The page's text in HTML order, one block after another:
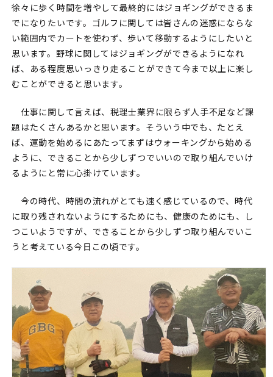
徐々に歩く時間を増やして最終的にはジョギングができるま
でになりたいです。ゴルフに関しては皆さんの迷惑にならな
い範囲内でカートを使わず、歩いて移動するようにしたいと
思います。野球に関してはジョギングができるようになれ
ば、ある程度思いっきり走ることができて今まで以上に楽し
むことができると思います。
仕事に関して言えば、税理士業界に限らず人手不足など課
題はたくさんあるかと思います。そういう中でも、たとえ
ば、運動を始めるにあたってまずはウォーキングから始める
ように、できることから少しずつでいいので取り組んでいけ
るようにと常に心掛けています。
今の時代、時間の流れがとても速く感じているので、時代
に取り残されないようにするためにも、健康のためにも、し
つこいようですが、できることから少しずつ取り組んでいこ
うと考えている今日この頃です。